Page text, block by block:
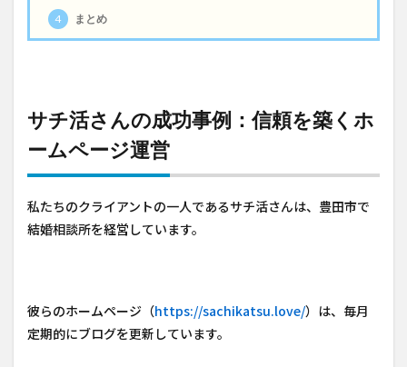
4 まとめ
サチ活さんの成功事例：信頼を築くホ
ームページ運営
私たちのクライアントの一人であるサチ活さんは、豊田市で
結婚相談所を経営しています。
彼らのホームページ（https://sachikatsu.love/）は、毎月
定期的にブログを更新しています。